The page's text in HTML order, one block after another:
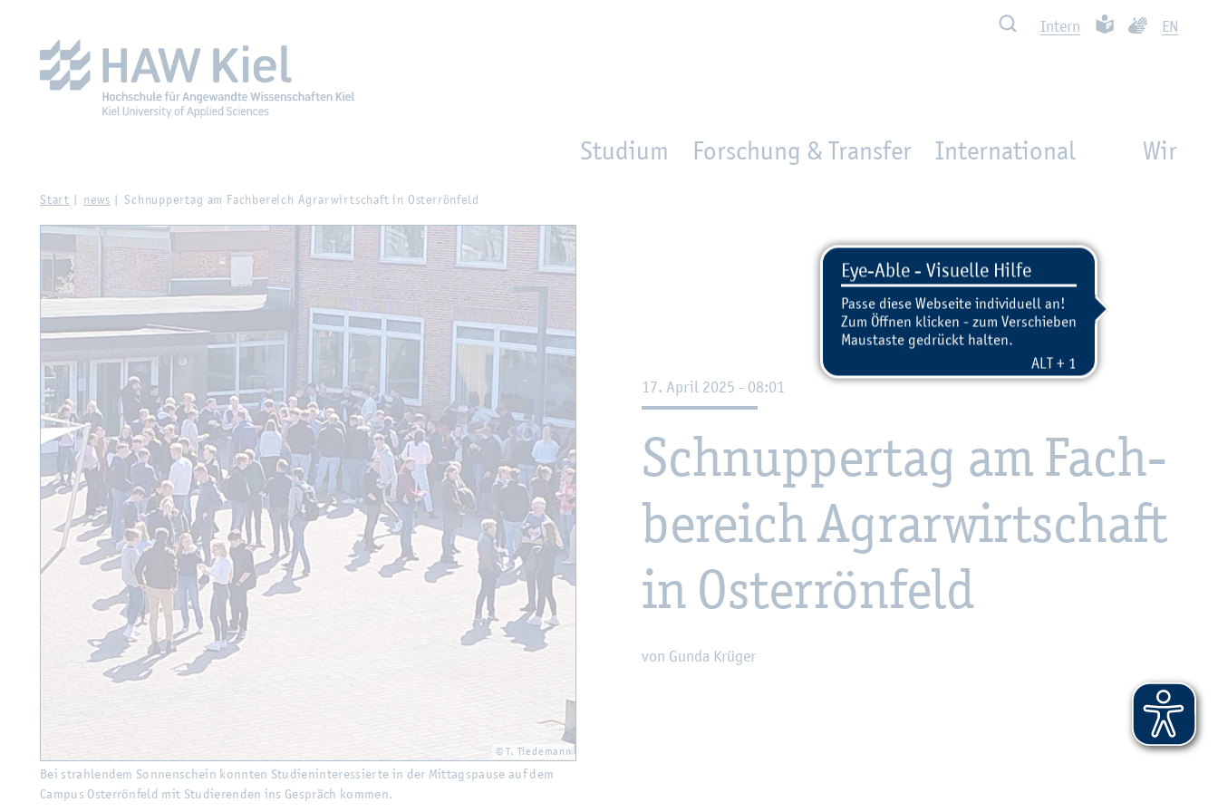
Such­ben In­tern Leich­te Spra­che
EN
Studium Forschung & Transfer International Wir
Start news Schnup­per­tag am Fach­be­reich Agrar­wirt­schaft in Os­ter­rön­feld
© T. Tie­de­mann
Bei strah­len­dem Son­nen­schein konn­ten Stu­di­en­in­ter­es­sier­te in der Mit­tags­pau­se auf dem
Cam­pus Os­ter­rön­feld mit Stu­die­ren­den ins Ge­spräch kom­men.
17. April 2025 - 08:01
Schnup­per­tag am Fach­
be­reich Agrar­wirt­schaft
in Os­ter­rön­feld
von Gunda Krü­ger